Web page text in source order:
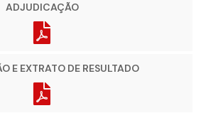
ADJUDICAÇÃO
E EXTRATO DE RESULTADO